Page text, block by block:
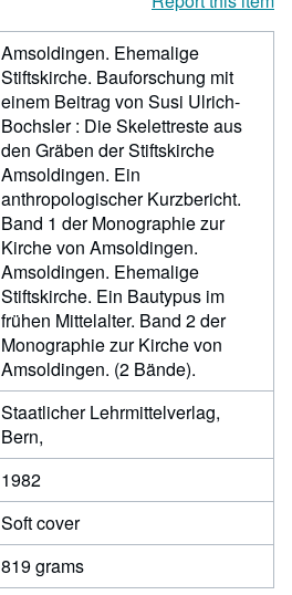
Amsoldingen. Ehemalige
Stiftskirche. Bauforschung mit
einem Beitrag von Susi Ulrich-
Bochsler : Die Skelettreste aus
den Gräben der Stiftskirche
Amsoldingen. Ein
anthropologischer Kurzbericht.
Band 1 der Monographie zur
Kirche von Amsoldingen.
Amsoldingen. Ehemalige
Stiftskirche. Ein Bautypus im
frühen Mittelalter. Band 2 der
Monographie zur Kirche von
Amsoldingen. (2 Bände).
Staatlicher Lehrmittelverlag,
Bern,
1982
Soft cover
819 grams